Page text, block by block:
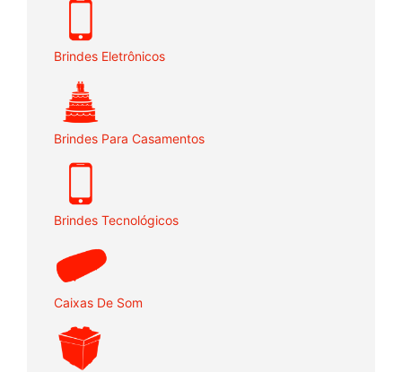
Brindes Eletrônicos
Brindes Para Casamentos
Brindes Tecnológicos
Caixas De Som